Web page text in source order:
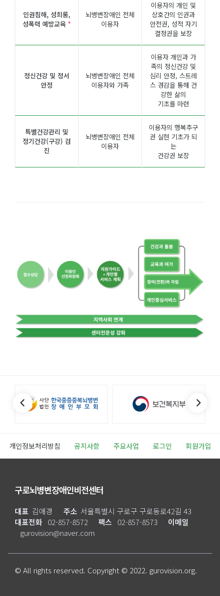
인권침해, 성희롱,
성폭력 예방교육 *
뇌병변장애인 전체
이용자
이용자의 개인 및
상호간의 인권과
안전권, 성적 자기
결정권을 보장
정신건강 및 정서
안정
뇌병변장애인 전체
이용자와 가족
이용자 개인과 가
족의 정신건강 및
심리 안정, 스트레
스 경감을 통해 건
강한 삶의
기초를 마련
특별건강관리 및
정기건강(구강) 검
진
뇌병변장애인 전체
이용자
이용자의 행복추구
권 실현 기초가 되
는
건강권 보장
개인정보처리방침 공지사항 주요사업 로그인 회원가입
구로뇌병변장애인비전센터
대표 김애경 주소 서울특별시 구로구 구로동로42길 43
대표전화 02-857-8572 팩스 02-857-8573
이메일
gurovision@naver.com
© All rights reserved. Copyright © 2022. gurovision.org.